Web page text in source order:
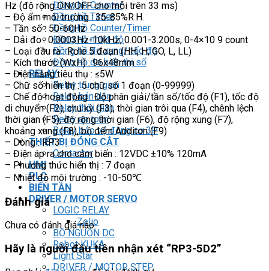
Đồng hồ Counter
Đồng hồ Timer
Đồng hồ Counter/Timer
Đồng hồ nhiệt độ
Đồng hồ đo xung/ tốc độ
Đồng hồ đo hiển thị số
RELAY
Relay trung gian
Relay bán dẫn
Relay thời gian
Relay an toàn
Relay bảo vệ động cơ 3P
THIẾT BỊ ĐÓNG CẮT
Contactor
HMI
PLC
BIẾN TẦN
DRIVER / MOTOR SERVO
LOGIC RELAY
Zelio
BỘ NGUỒN DC
Robot KUKA
Light Star
DRIVER / MOTOR STEP
Hz (độ rộng ON/OFF cho mỗi trên 33 ms)
– Độ ẩm môi trường : 35-85%R.H.
– Tần số : 50-60Hz
– Dải đo : 0.0003Hz-10kHz, 0.001-3.200s, 0-4×10 9 count
– Loại đầu ra : Rơle 5 đoạn (HH, H, GO, L, LL)
– Kích thước (WxH) : 96x48mm
– Điện năng tiêu thụ : ≤5W
– Chữ số hiển thị : 5 chữ số 1 đoạn (0-99999)
– Chế độ hoạt động : Độ phân giải/tần số/tốc độ (F1), tốc độ
di chuyển (F2), chu kỳ (F3), thời gian trôi qua (F4), chênh lệch
thời gian (F5), độ rộng thời gian (F6), độ rộng xung (F7),
khoảng xung (F8), bộ đếm Additon (F9)
– Dòng : RP3
– Điện áp ra cho cảm biến : 12VDC ±10% 120mA
– Phương thức hiển thị : 7 đoạn
– Nhiệt độ môi trường : -10-50℃
Đánh giá
Chưa có đánh giá nào.
Hãy là người đầu tiên nhận xét “RP3-5D2”